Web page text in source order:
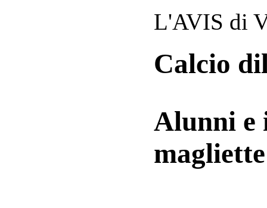
L'AVIS di
Calcio
Alunni e